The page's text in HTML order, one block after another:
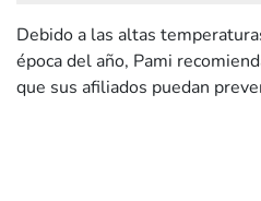
Debido a las altas
época del año, Pami
que sus afiliados puedan